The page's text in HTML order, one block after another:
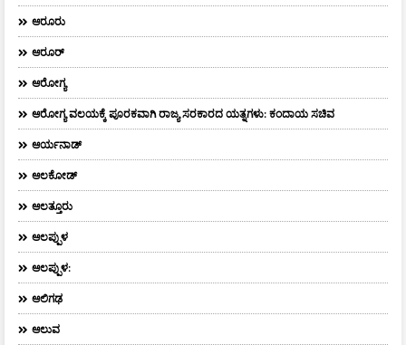
ಆರೂರು
ಆರೂರ್
ಆರೋಗ್ಯ
ಆರೋಗ್ಯ ವಲಯಕ್ಕೆ ಪೂರಕವಾಗಿ ರಾಜ್ಯ ಸರಕಾರದ ಯತ್ನಗಳು: ಕಂದಾಯ ಸಚಿವ
ಆರ್ಯನಾಡ್
ಆಲಕೋಡ್
ಆಲತ್ತೂರು
ಆಲಪ್ಪುಳ
ಆಲಪ್ಪುಳ:
ಆಲಿಗಢ
ಆಲುವ